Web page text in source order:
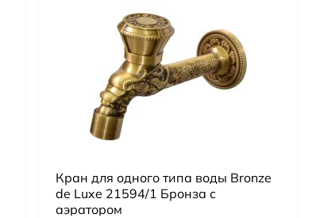
Кран для одного типа воды Bronze
de Luxe 21594/1 Бронза с
аэратором